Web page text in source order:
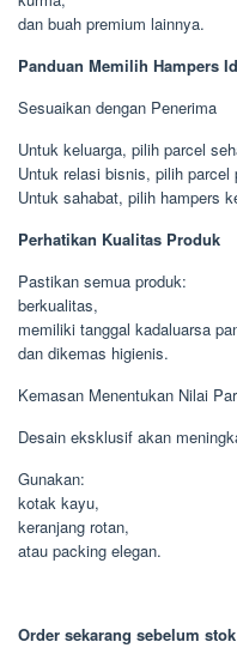
dan buah premium lainnya.
Panduan Memilih Hampers
Sesuaikan dengan Penerima
Untuk keluarga, pilih parcel
Untuk relasi bisnis, pilih parcel
Untuk sahabat, pilih hampers
Perhatikan Kualitas Produk
Pastikan semua produk:
berkualitas,
memiliki tanggal kadaluarsa
dan dikemas higienis.
Kemasan Menentukan Nilai
Desain eksklusif akan
Gunakan:
kotak kayu,
keranjang rotan,
atau packing elegan.
Order sekarang sebelum